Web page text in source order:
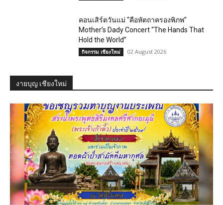
คอนเสิร์ตวันแม่ “คือหัตถาครองพิภพ”
Mother’s Dady Concert “The Hands That
Hold the World”
กิจกรรม เชียงใหม่ 02 August 2026
งายบุญ เชียงใหม่